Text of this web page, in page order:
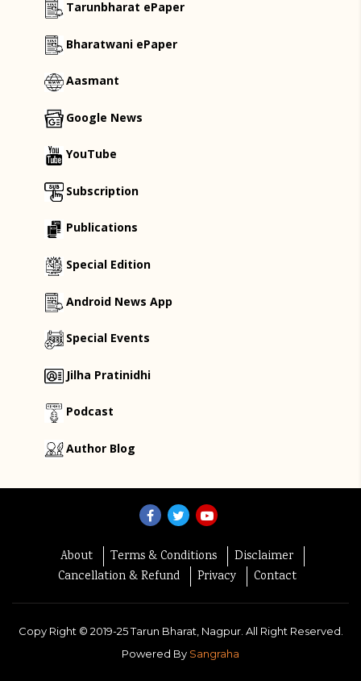
Tarunbharat ePaper
Bharatwani ePaper
Aasmant
Google News
YouTube
Subscription
Publications
Special Edition
Android News App
Special Events
Jilha Pratinidhi
Podcast
Author Blog
About Terms & Conditions
Disclaimer
Cancellation & Refund
Privacy Contact
Copy Right © 2019-25Tarun Bharat, Nagpur. All Right Reserved.
Powered By Sangraha